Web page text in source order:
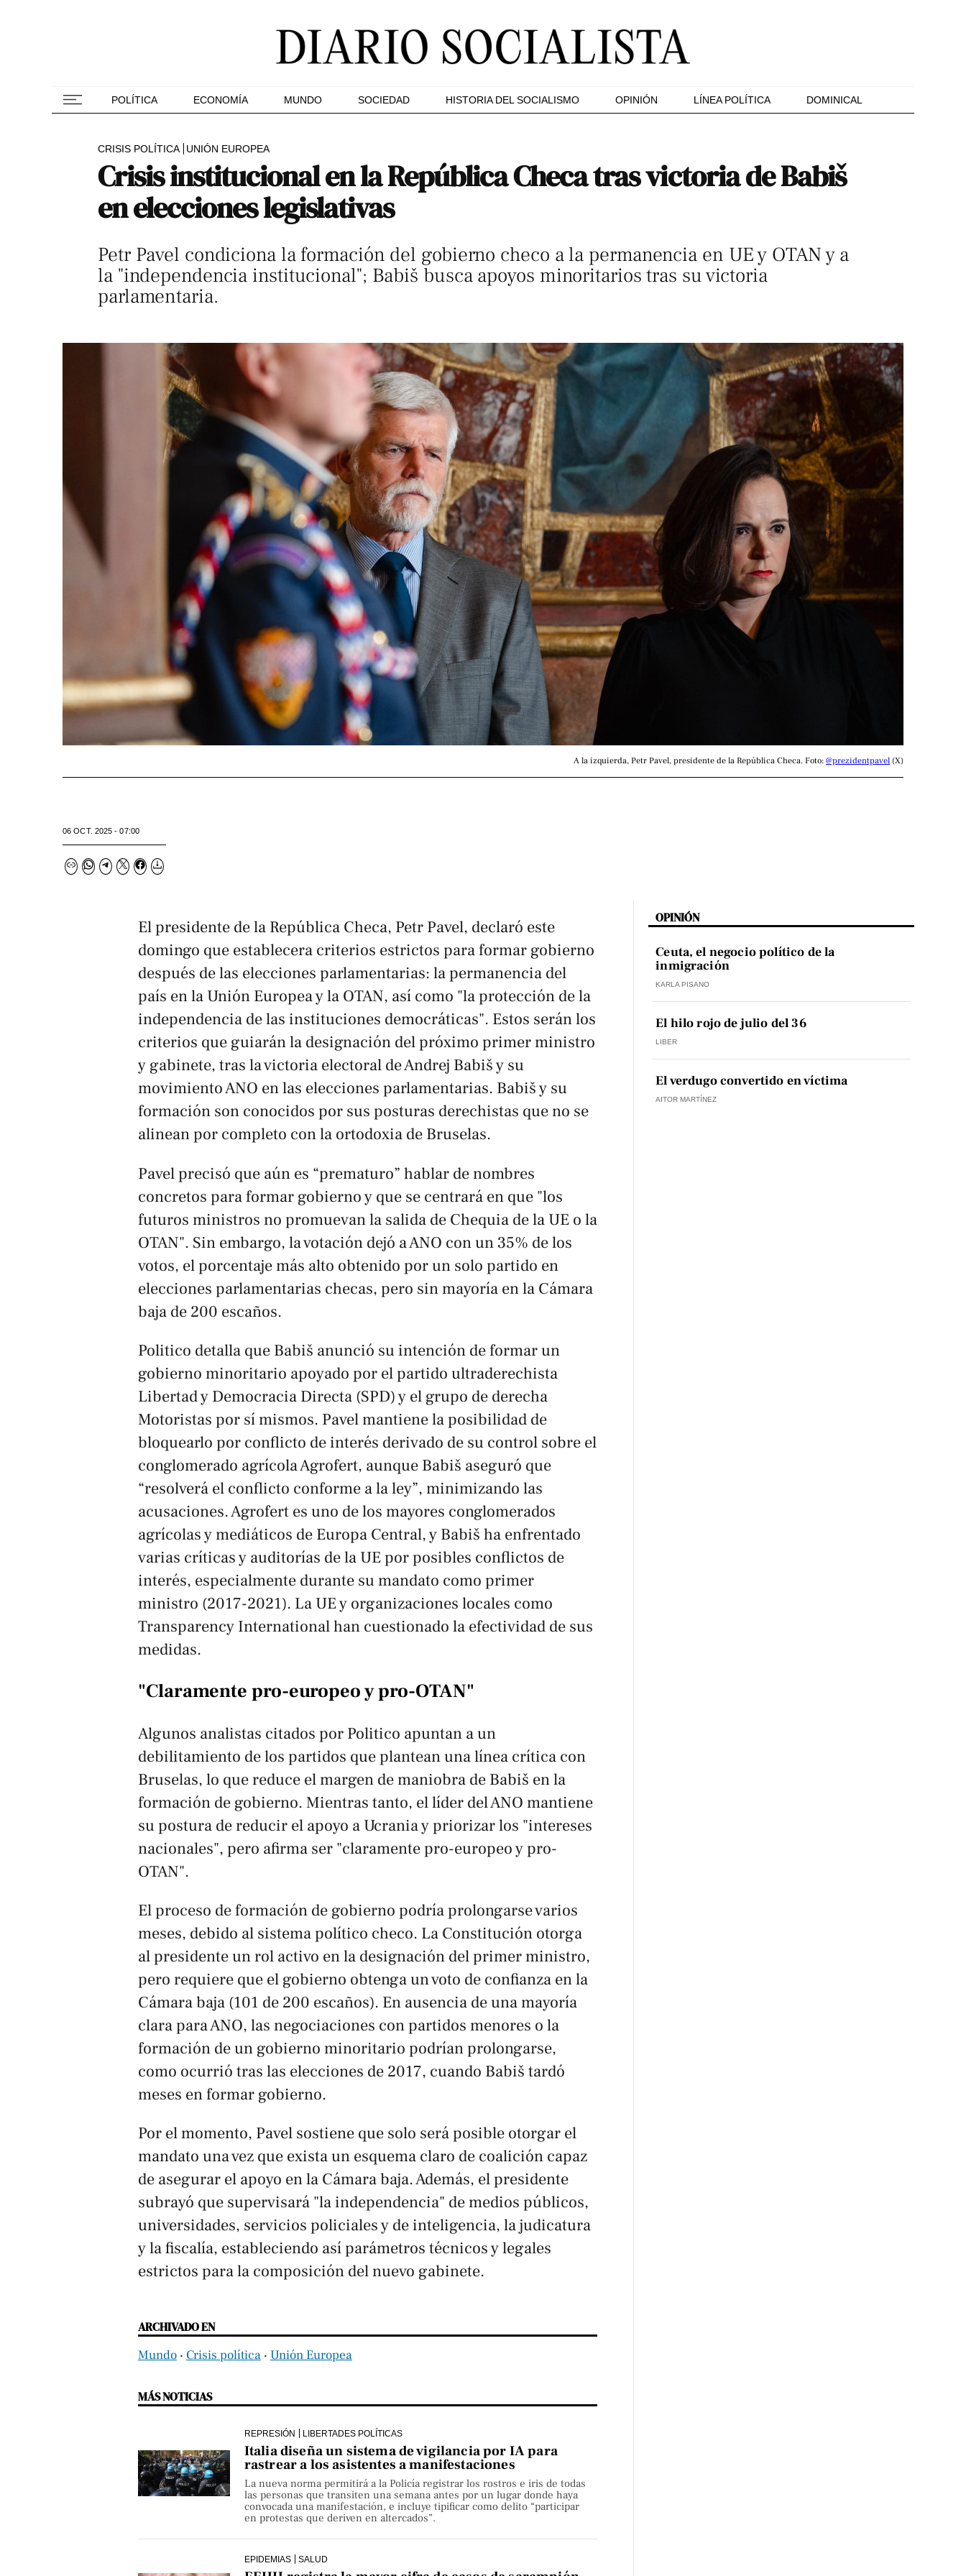
POLÍTICA ECONOMÍA MUNDO SOCIEDAD HISTORIA DEL SOCIALISMO OPINIÓN LÍNEA POLÍTICA DOMINICAL
CRISIS POLÍTICA UNIÓN EUROPEA
Crisis institucional en la República Checa tras victoria de Babiš
en elecciones legislativas
Petr Pavel condiciona la formación del gobierno checo a la permanencia en UE y OTAN y a
la "independencia institucional"; Babiš busca apoyos minoritarios tras su victoria
parlamentaria.
A la izquierda, Petr Pavel, presidente de la República Checa. Foto: @prezidentpavel (X)
06 OCT. 2025 - 07:00
El presidente de la República Checa, Petr Pavel, declaró este
domingo que establecera criterios estrictos para formar gobierno
después de las elecciones parlamentarias: la permanencia del
país en la Unión Europea y la OTAN, así como "la protección de la
independencia de las instituciones democráticas". Estos serán los
criterios que guiarán la designación del próximo primer ministro
y gabinete, tras la victoria electoral de Andrej Babiš y su
movimiento ANO en las elecciones parlamentarias. Babiš y su
formación son conocidos por sus posturas derechistas que no se
alinean por completo con la ortodoxia de Bruselas.
Pavel precisó que aún es “prematuro” hablar de nombres
concretos para formar gobierno y que se centrará en que "los
futuros ministros no promuevan la salida de Chequia de la UE o la
OTAN". Sin embargo, la votación dejó a ANO con un 35% de los
votos, el porcentaje más alto obtenido por un solo partido en
elecciones parlamentarias checas, pero sin mayoría en la Cámara
baja de 200 escaños.
Politico detalla que Babiš anunció su intención de formar un
gobierno minoritario apoyado por el partido ultraderechista
Libertad y Democracia Directa (SPD) y el grupo de derecha
Motoristas por sí mismos. Pavel mantiene la posibilidad de
bloquearlo por conflicto de interés derivado de su control sobre el
conglomerado agrícola Agrofert, aunque Babiš aseguró que
“resolverá el conflicto conforme a la ley”, minimizando las
acusaciones. Agrofert es uno de los mayores conglomerados
agrícolas y mediáticos de Europa Central, y Babiš ha enfrentado
varias críticas y auditorías de la UE por posibles conflictos de
interés, especialmente durante su mandato como primer
ministro (2017-2021). La UE y organizaciones locales como
Transparency International han cuestionado la efectividad de sus
medidas.
"Claramente pro-europeo y pro-OTAN"
Algunos analistas citados por Politico apuntan a un
debilitamiento de los partidos que plantean una línea crítica con
Bruselas, lo que reduce el margen de maniobra de Babiš en la
formación de gobierno. Mientras tanto, el líder del ANO mantiene
su postura de reducir el apoyo a Ucrania y priorizar los "intereses
nacionales", pero afirma ser "claramente pro-europeo y pro-
OTAN".
El proceso de formación de gobierno podría prolongarse varios
meses, debido al sistema político checo. La Constitución otorga
al presidente un rol activo en la designación del primer ministro,
pero requiere que el gobierno obtenga un voto de confianza en la
Cámara baja (101 de 200 escaños). En ausencia de una mayoría
clara para ANO, las negociaciones con partidos menores o la
formación de un gobierno minoritario podrían prolongarse,
como ocurrió tras las elecciones de 2017, cuando Babiš tardó
meses en formar gobierno.
Por el momento, Pavel sostiene que solo será posible otorgar el
mandato una vez que exista un esquema claro de coalición capaz
de asegurar el apoyo en la Cámara baja. Además, el presidente
subrayó que supervisará "la independencia" de medios públicos,
universidades, servicios policiales y de inteligencia, la judicatura
y la fiscalía, estableciendo así parámetros técnicos y legales
estrictos para la composición del nuevo gabinete.
ARCHIVADO EN
Mundo ‧ Crisis política ‧ Unión Europea
MÁS NOTICIAS
REPRESIÓN LIBERTADES POLÍTICAS
Italia diseña un sistema de vigilancia por IA para
rastrear a los asistentes a manifestaciones
La nueva norma permitirá a la Policía registrar los rostros e iris de todas
las personas que transiten una semana antes por un lugar donde haya
convocada una manifestación, e incluye tipificar como delito “participar
en protestas que deriven en altercados”.
EPIDEMIAS SALUD
OPINIÓN
Ceuta, el negocio político de la
inmigración
KARLA PISANO
El hilo rojo de julio del 36
LIBER
El verdugo convertido en víctima
AITOR MARTÍNEZ